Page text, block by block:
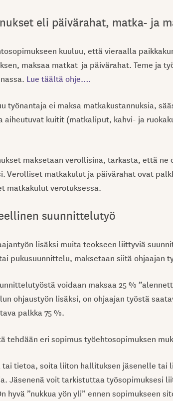
eli päivärahat, matka- ja
kuuluu, että vieraalla
maksaa matkat ja päivärahat. Teme ja
Lue täältä ohje….
työnantaja ei maksa matkakustannuksia,
aiheutuvat kuitit (matkaliput, kahvi- ja
maksetaan verollisina, tarkasta, että ne
Verolliset matkakulut ja päivärahat ovat
matkakulut verotuksessa.
suunnittelutyö
lisäksi muita teokseen liittyviä
pukusuunnittelu, maksetaan siitä ohjaajan
voidaan maksaa 25 %
ohjaustyön lisäksi, on ohjaajan työstä
palkka 75 %.
tehdään eri sopimus työehtosopimuksen
tietoa, soita liiton hallituksen jäsenelle tai
Jäsenenä voit tarkistuttaa työsopimuksesi
hyvä ”nukkua yön yli” ennen sopimukseen